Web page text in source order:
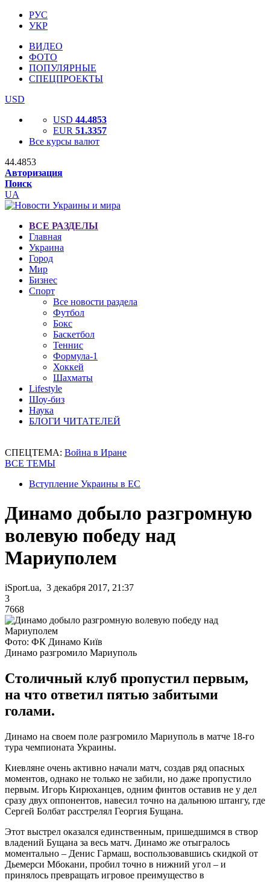
РУС
УКР
ВИДЕО
ФОТО
ПОПУЛЯРНЫЕ
СПЕЦПРОЕКТЫ
USD
USD 44.4853
EUR 51.3357
Все курсы валют
44.4853
Авторизация
Поиск
UA
ВСЕ РАЗДЕЛЫ
Главная
Украина
Город
Мир
Бизнес
Спорт
Все новости раздела
Футбол
Бокс
Баскетбол
Теннис
Формула-1
Хоккей
Шахматы
Lifestyle
Шоу-биз
Наука
БЛОГИ ЧИТАТЕЛЕЙ
СПЕЦТЕМА: Война в Иране
ВСЕ ТЕМЫ
Вступление Украины в ЕС
Динамо добыло разгромную
волевую победу над
Мариуполем
iSport.ua, 3 декабря 2017, 21:37
3
7668
Фото: ФК Динамо Київ
Динамо разгромило Мариуполь
Столичный клуб пропустил первым,
на что ответил пятью забитыми
голами.
Динамо на своем поле разгромило Мариуполь в матче 18-го
тура чемпионата Украины.
Киевляне очень активно начали матч, создав ряд опасных
моментов, однако не только не забили, но даже пропустило
первым. Игорь Кирюханцев, одним финтов оставив не у дел
сразу двух оппонентов, навесил точно на дальнюю штангу, где
Сергей Болбат расстрелял Георгия Бущана.
Этот выстрел оказался единственным, пришедшимся в створ
владений Бущана за весь матч. Динамо же отыгралось
моментально – Денис Гармаш, воспользовавшись скидкой от
Дьемерси Мбокани, пробил точно в нижний угол – и
принялось превращать игровое преимущество в